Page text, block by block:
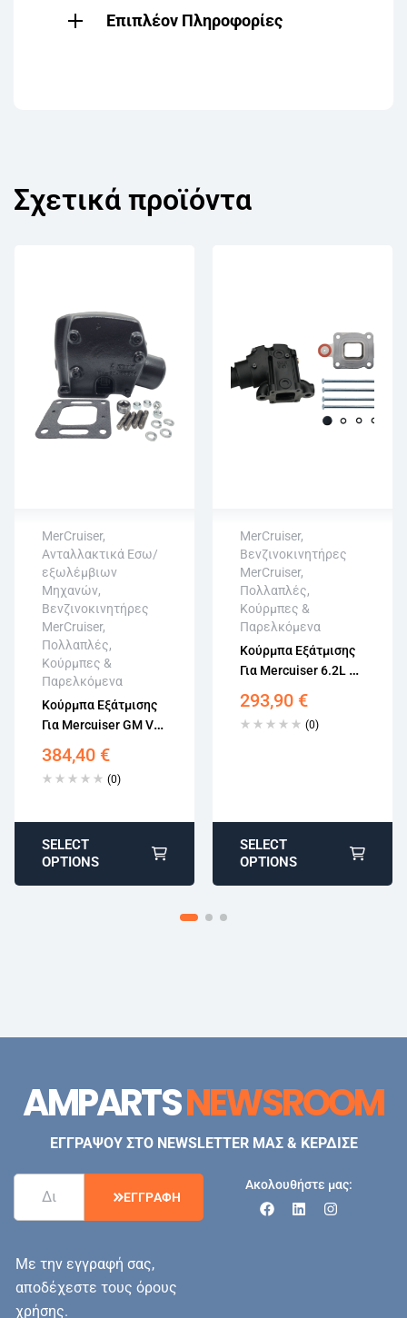
Επιπλέον Πληροφορίες
Σχετικά προϊόντα
MerCruiser,
Ανταλλακτικά Εσω/
εξωλέμβιων
Μηχανών,
Βενζινοκινητήρες
MerCruiser,
Πολλαπλές,
Κούρμπες &
Παρελκόμενα
Κούρμπα Εξάτμισης
Για Mercuiser GM V6
384,40 €
(0)
Αποστολή σε 10-12
εργάσιμες
Δυνατότητα
άμεσης
αεροπορικής
παραγγελίας
Επιστροφή εντός
15 εργάσιμων
SELECT
OPTIONS
MerCruiser,
Βενζινοκινητήρες
MerCruiser,
Πολλαπλές,
Κούρμπες &
Παρελκόμενα
Κούρμπα Εξάτμισης
Για Mercuiser 6.2L V6
293,90 €
(0)
Αποστολή σε 10-12
εργάσιμες
Δυνατότητα
άμεσης
αεροπορικής
Επιστροφή εντός
15 εργάσιμων
SELECT
OPTIONS
AMPARTSNEWSROOM
ΕΓΓΡΑΨΟΥ ΣΤΟ NEWSLETTER ΜΑΣ & ΚΕΡΔΙΣΕ
ΕΓΓΡΑΦΗ
Με την εγγραφή σας,
αποδέχεστε τους όρους
χρήσης.
Ακολουθήστε μας: